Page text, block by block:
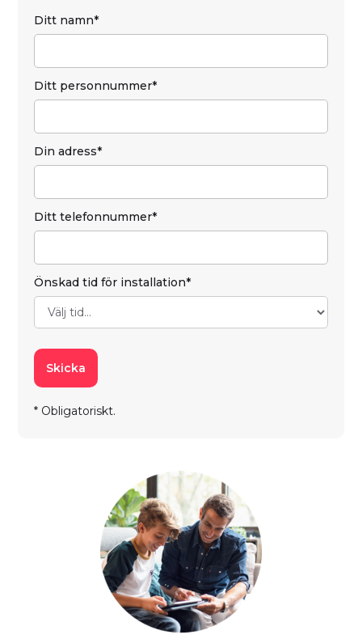
Ditt namn*
Ditt personnummer*
Din adress*
Ditt telefonnummer*
Önskad tid för installation*
* Obligatoriskt.